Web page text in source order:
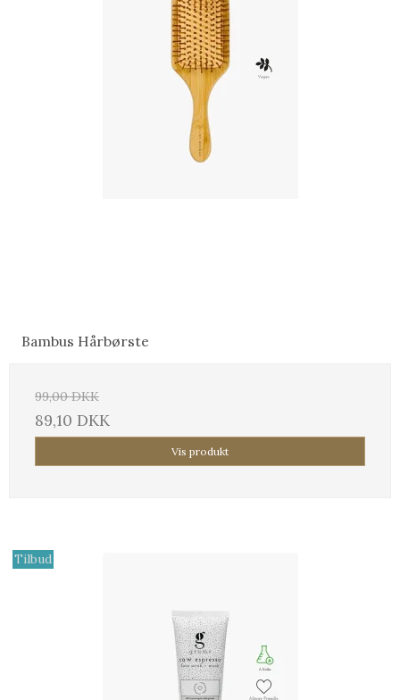
Bambus Hårbørste
99,00 DKK
89,10 DKK
Vis produkt
Tilbud